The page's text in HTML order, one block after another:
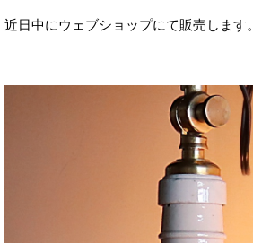
近日中にウェブショップにて販売します。